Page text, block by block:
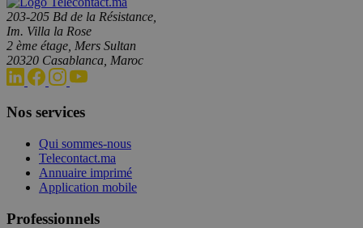
203-205 Bd de la Résistance,
Im. Villa la Rose
2 ème étage, Mers Sultan
20320 Casablanca, Maroc
Nos services
Qui sommes-nous
Telecontact.ma
Annuaire imprimé
Application mobile
Professionnels